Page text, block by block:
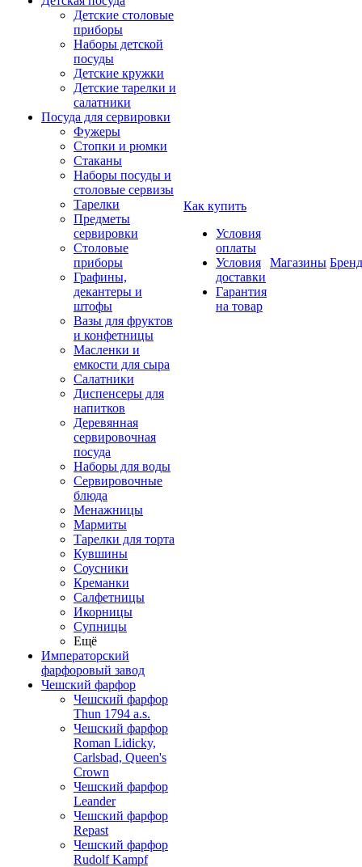
Детские столовые
приборы
Наборы детской
посуды
Детские кружки
Детские тарелки и
салатники
Посуда для сервировки
Фужеры
Стопки и рюмки
Стаканы
Наборы посуды и
столовые сервизы
Тарелки
Предметы
сервировки
Столовые
приборы
Графины,
декантеры и
штофы
Вазы для фруктов
и конфетницы
Масленки и
емкости для сыра
Салатники
Диспенсеры для
напитков
Деревянная
сервировочная
посуда
Наборы для воды
Сервировочные
блюда
Менажницы
Мармиты
Тарелки для торта
Кувшины
Соусники
Креманки
Салфетницы
Икорницы
Супницы
Ещё
Императорский
фарфоровый завод
Чешский фарфор
Чешский фарфор
Thun 1794 a.s.
Чешский фарфор
Roman Lidicky,
Carlsbad, Queen's
Crown
Чешский фарфор
Leander
Чешский фарфор
Repast
Чешский фарфор
Rudolf Kampf
Как купить
Условия
оплаты
Условия
доставки
Гарантия
на товар
Магазины